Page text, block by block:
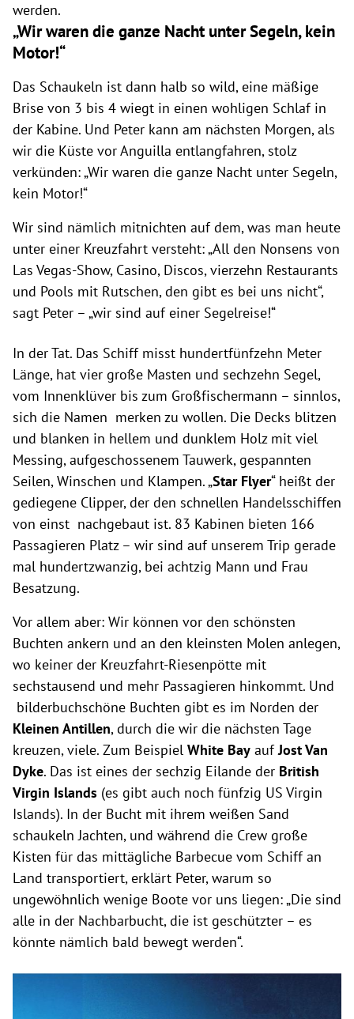
werden.
„Wir waren die ganze Nacht unter Segeln, kein
Motor!“
Das Schaukeln ist dann halb so wild, eine mäßige
Brise von 3 bis 4 wiegt in einen wohligen Schlaf in
der Kabine. Und Peter kann am nächsten Morgen, als
wir die Küste vor Anguilla entlangfahren, stolz
verkünden: „Wir waren die ganze Nacht unter Segeln,
kein Motor!“
Wir sind nämlich mitnichten auf dem, was man heute
unter einer Kreuzfahrt versteht: „All den Nonsens von
Las Vegas-Show, Casino, Discos, vierzehn Restaurants
und Pools mit Rutschen, den gibt es bei uns nicht“,
sagt Peter – „wir sind auf einer Segelreise!“
In der Tat. Das Schiff misst hundertfünfzehn Meter
Länge, hat vier große Masten und sechzehn Segel,
vom Innenklüver bis zum Großfischermann – sinnlos,
sich die Namen merken zu wollen. Die Decks blitzen
und blanken in hellem und dunklem Holz mit viel
Messing, aufgeschossenem Tauwerk, gespannten
Seilen, Winschen und Klampen. „Star Flyer“ heißt der
gediegene Clipper, der den schnellen Handelsschiffen
von einst nachgebaut ist. 83 Kabinen bieten 166
Passagieren Platz – wir sind auf unserem Trip gerade
mal hundertzwanzig, bei achtzig Mann und Frau
Besatzung.
Vor allem aber: Wir können vor den schönsten
Buchten ankern und an den kleinsten Molen anlegen,
wo keiner der Kreuzfahrt-Riesenpötte mit
sechstausend und mehr Passagieren hinkommt. Und
bilderbuchschöne Buchten gibt es im Norden der
Kleinen Antillen, durch die wir die nächsten Tage
kreuzen, viele. Zum Beispiel White Bay aufJost Van
Dyke. Das ist eines der sechzig Eilande der British
Virgin Islands (es gibt auch noch fünfzig US Virgin
Islands). In der Bucht mit ihrem weißen Sand
schaukeln Jachten, und während die Crew große
Kisten für das mittägliche Barbecue vom Schiff an
Land transportiert, erklärt Peter, warum so
ungewöhnlich wenige Boote vor uns liegen: „Die sind
alle in der Nachbarbucht, die ist geschützter – es
könnte nämlich bald bewegt werden“.